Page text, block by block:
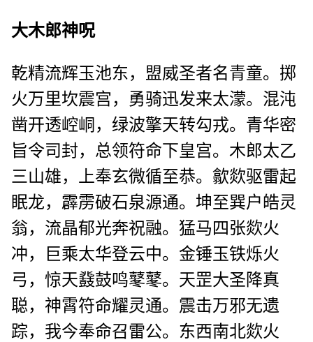
大木郎神呪
乾精流辉玉池东，盟威圣者名青童。掷
火万里坎震宫，勇骑迅发来太濛。混沌
凿开透崆峒，绿波擎天转勾戎。青华密
旨令司封，总领符命下皇宫。木郎太乙
三山雄，上奉玄微循至恭。歙欻驱雷起
眠龙，霹雳破石泉源通。坤至巽户皓灵
翁，流晶郁光奔祝融。猛马四张欻火
冲，巨乘太华登云中。金锤玉铁烁火
弓，惊天鼗鼓鸣鼕鼕。天罡大圣降真
聪，神霄符命耀灵通。震击万邪无遗
踪，我今奉命召雷公。东西南北欻火